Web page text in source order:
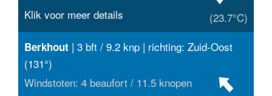
(23.7°C)
Klik voor meer details
Berkhout | 3 bft / 9.2 knp | richting: Zuid-Oost
(131°)
Windstoten: 4 beaufort / 11.5 knopen